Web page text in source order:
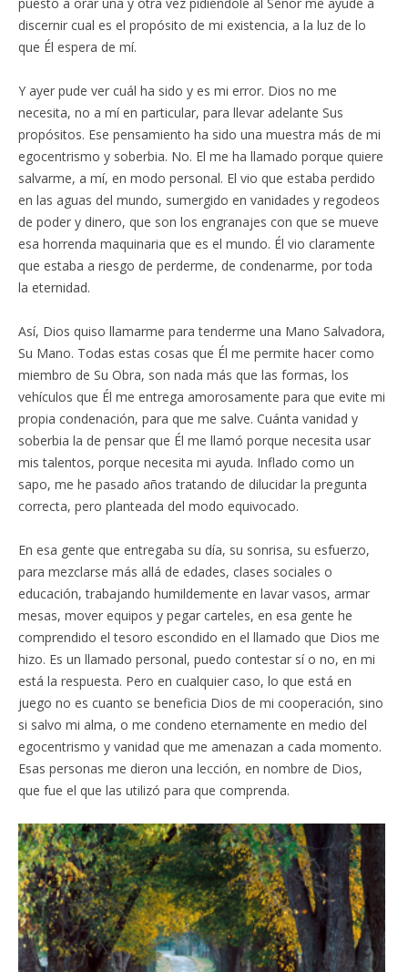
discernir cual es el propósito de mi existencia, a la luz de lo
que Él espera de mí.
Y ayer pude ver cuál ha sido y es mi error. Dios no me
necesita, no a mí en particular, para llevar adelante Sus
propósitos. Ese pensamiento ha sido una muestra más de mi
egocentrismo y soberbia. No. El me ha llamado porque quiere
salvarme, a mí, en modo personal. El vio que estaba perdido
en las aguas del mundo, sumergido en vanidades y regodeos
de poder y dinero, que son los engranajes con que se mueve
esa horrenda maquinaria que es el mundo. Él vio claramente
que estaba a riesgo de perderme, de condenarme, por toda
la eternidad.
Así, Dios quiso llamarme para tenderme una Mano Salvadora,
Su Mano. Todas estas cosas que Él me permite hacer como
miembro de Su Obra, son nada más que las formas, los
vehículos que Él me entrega amorosamente para que evite mi
propia condenación, para que me salve. Cuánta vanidad y
soberbia la de pensar que Él me llamó porque necesita usar
mis talentos, porque necesita mi ayuda. Inflado como un
sapo, me he pasado años tratando de dilucidar la pregunta
correcta, pero planteada del modo equivocado.
En esa gente que entregaba su día, su sonrisa, su esfuerzo,
para mezclarse más allá de edades, clases sociales o
educación, trabajando humildemente en lavar vasos, armar
mesas, mover equipos y pegar carteles, en esa gente he
comprendido el tesoro escondido en el llamado que Dios me
hizo. Es un llamado personal, puedo contestar sí o no, en mi
está la respuesta. Pero en cualquier caso, lo que está en
juego no es cuanto se beneficia Dios de mi cooperación, sino
si salvo mi alma, o me condeno eternamente en medio del
egocentrismo y vanidad que me amenazan a cada momento.
Esas personas me dieron una lección, en nombre de Dios,
que fue el que las utilizó para que comprenda.